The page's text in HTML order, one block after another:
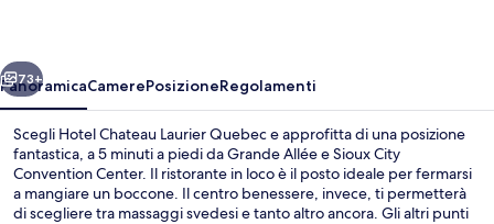
Avanti
73+
PanoramicaCamerePosizioneRegolamenti
Scegli Hotel Chateau Laurier Quebec e approfitta di una posizione
fantastica, a 5 minuti a piedi da Grande Allée e Sioux City
Convention Center. Il ristorante in loco è il posto ideale per fermarsi
a mangiare un boccone. Il centro benessere, invece, ti permetterà
di scegliere tra massaggi svedesi e tanto altro ancora. Gli altri punti